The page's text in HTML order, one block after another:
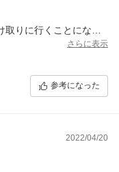
りに行くことになり
あり、佐川急便で日
るのでしょうか。
さらに表示
参考になった
2022/04/20